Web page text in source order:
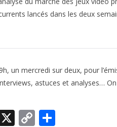
lancés dans les deux
un mercredi sur deux, pour
astuces et analyses…
X C